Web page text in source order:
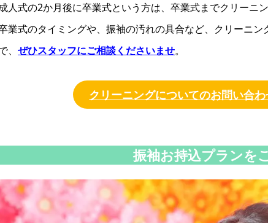
人式の2か月後に卒業式という方は、卒業式までクリーニ
業式のタイミングや、振袖の汚れの具合など、クリーニ
、 ぜひスタッフにご相談くださいませ。
クリーニングについてのお問い合
振袖お持込プランを